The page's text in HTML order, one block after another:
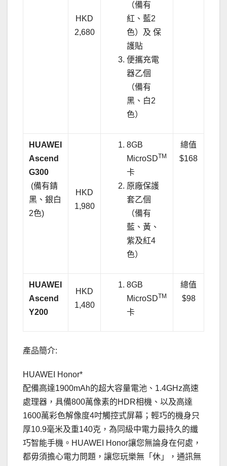
HKD
2,680
（備有
紅、藍2
色）及 保
護貼
便攜充電
器乙個
（備有
黑、白2
色）
HUAWEI
Ascend
G300
(備有錆
黑、銀白
2色)
HKD
1,980
8GB
MicroSDTM
卡
原廠保護
套乙個
（備有
藍、黃、
紫及紅4
色）
總值
$168
HUAWEI
Ascend
Y200
HKD
1,480
8GB
MicroSDTM
卡
總值
$98
產品簡介:
HUAWEI Honor*
配備高達1900mAh的超大容量電池、1.4GHz高速
處理器，具備800萬像素的HDR相機、以及高達
1600萬彩色解像度4吋觸控式屏幕；輕巧的機身只
厚10.9毫米及重140克，為同級中電力最持久的纖
巧智能手機。HUAWEI Honor讓您無論身在何處，
都毋須擔心電力問題，讓您玩樂無「休」，通訊無